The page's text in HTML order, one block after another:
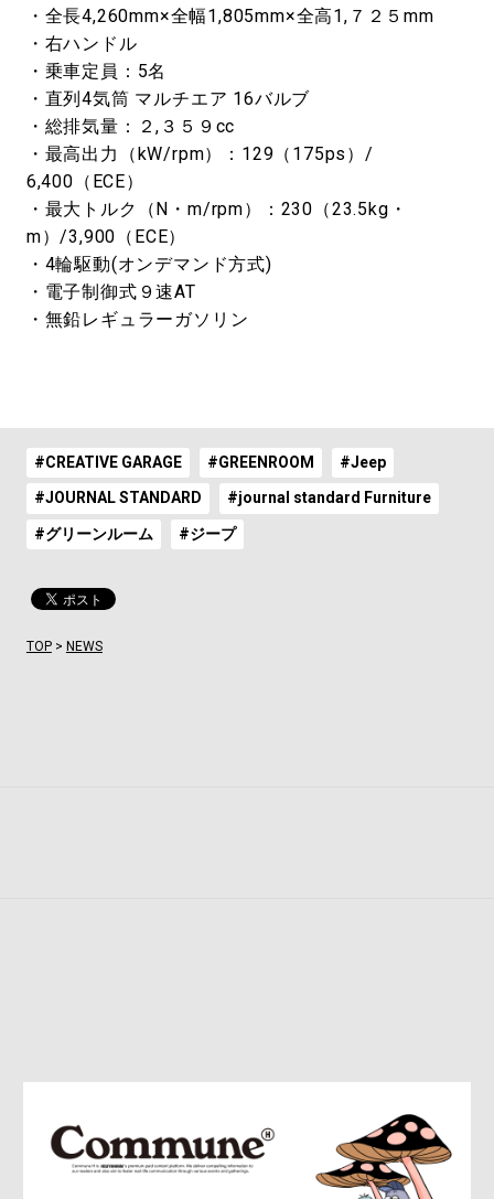
・全長4,260mm×全幅1,805mm×全高1,７２５mm
・右ハンドル
・乗車定員：5名
・直列4気筒 マルチエア 16バルブ
・総排気量：２,３５９cc
・最高出力（kW/rpm）：129（175ps）/
6,400（ECE）
・最大トルク（N・m/rpm）：230（23.5kg・
m）/3,900（ECE）
・4輪駆動(オンデマンド方式)
・電子制御式９速AT
・無鉛レギュラーガソリン
#CREATIVE GARAGE #GREENROOM #Jeep
#JOURNAL STANDARD #journal standard Furniture
#グリーンルーム #ジープ
TOP> NEWS